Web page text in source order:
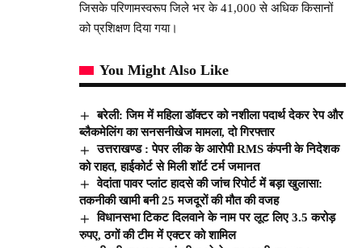
जिसके परिणामस्वरूप जिले भर के 41,000 से अधिक किसानों
को प्रशिक्षण दिया गया।
You Might Also Like
बरेली: जिम में महिला डॉक्टर को नशीला पदार्थ देकर रेप और
ब्लैकमेलिंग का सनसनीखेज मामला, दो गिरफ्तार
उत्तराखण्ड : पेपर लीक के आरोपी RMS कंपनी के निदेशक
को राहत, हाईकोर्ट से मिली शॉर्ट टर्म जमानत
वेदांता पावर प्लांट हादसे की जांच रिपोर्ट में बड़ा खुलासा:
तकनीकी खामी बनी 25 मजदूरों की मौत की वजह
विधानसभा टिकट दिलवाने के नाम पर लूट लिए 3.5 करोड़
रुपए, ठगों की टीम में एक्टर को शामिल